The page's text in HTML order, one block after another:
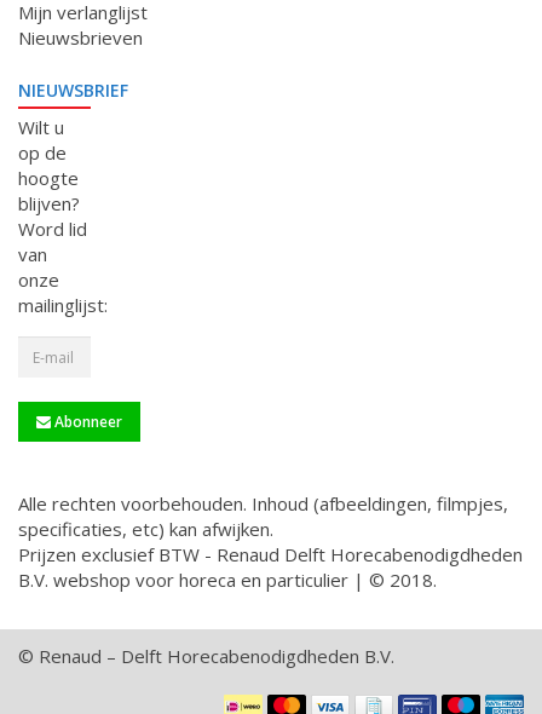
Mijn verlanglijst
Nieuwsbrieven
NIEUWSBRIEF
Wilt u
op de
hoogte
blijven?
Word lid
van
onze
mailinglijst:
Abonneer
Alle rechten voorbehouden. Inhoud (afbeeldingen, filmpjes,
specificaties, etc) kan afwijken.
Prijzen exclusief BTW - Renaud Delft Horecabenodigdheden
B.V. webshop voor horeca en particulier | © 2018.
© Renaud – Delft Horecabenodigdheden B.V.